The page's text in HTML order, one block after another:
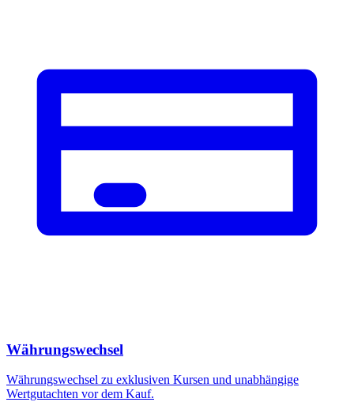
Währungswechsel
Währungswechsel zu exklusiven Kursen und unabhängige
Wertgutachten vor dem Kauf.